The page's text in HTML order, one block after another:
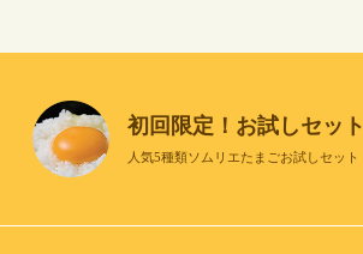
初回限定！お試しセット
人気5種類ソムリエたまごお試しセット